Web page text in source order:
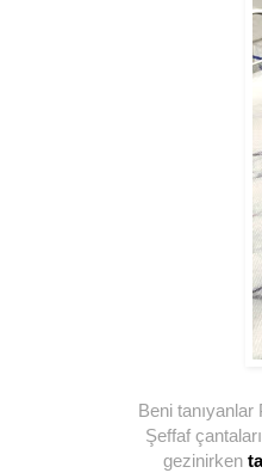
Beni
Şeffaf
gezinirken